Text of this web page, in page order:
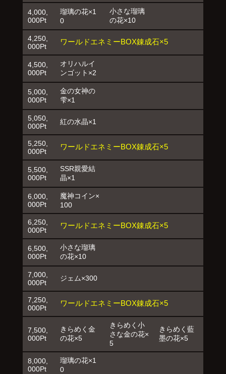
4,000,
000Pt
瑠璃の花×1
0
小さな瑠璃
の花×10
4,250,
000Pt
ワールドエネミーBOX錬成石×5
4,500,
000Pt
オリハルイ
ンゴット×2
5,000,
000Pt
金の女神の
雫×1
5,050,
000Pt
紅の水晶×1
5,250,
000Pt
ワールドエネミーBOX錬成石×5
5,500,
000Pt
SSR親愛結
晶×1
6,000,
000Pt
魔神コイン×
100
6,250,
000Pt
ワールドエネミーBOX錬成石×5
6,500,
000Pt
小さな瑠璃
の花×10
7,000,
000Pt
ジェム×300
7,250,
000Pt
ワールドエネミーBOX錬成石×5
7,500,
000Pt
きらめく金
の花×5
きらめく小
さな金の花×
5
きらめく藍
墨の花×5
8,000,
000Pt
瑠璃の花×1
0